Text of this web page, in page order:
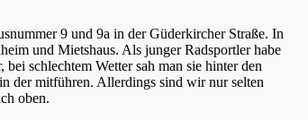
9 und 9a in der Güderkircher Straße. In
und Mietshaus. Als junger Radsportler habe
schlechtem Wetter sah man sie hinter den
der mitführen. Allerdings sind wir nur selten
oben.